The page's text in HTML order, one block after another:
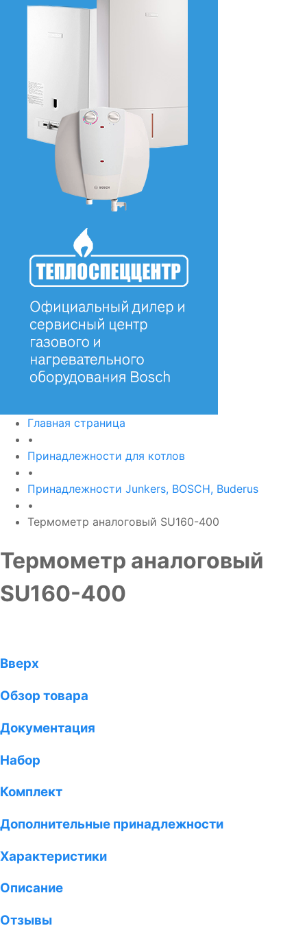
Главная страница
•
Принадлежности для котлов
•
Принадлежности Junkers, BOSCH, Buderus
•
Термометр аналоговый SU160-400
Термометр аналоговый
SU160-400
Вверх
Обзор товара
Документация
Набор
Комплект
Дополнительные принадлежности
Характеристики
Описание
Отзывы